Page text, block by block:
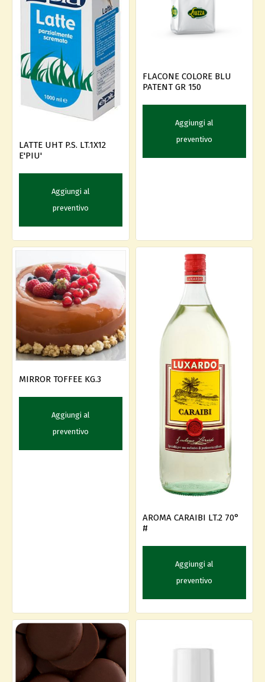
LATTE UHT P.S. LT.1X12
E'PIU'
Aggiungi al
preventivo
FLACONE COLORE BLU
PATENT GR 150
Aggiungi al
preventivo
MIRROR TOFFEE KG.3
Aggiungi al
preventivo
AROMA CARAIBI LT.2 70°
#
Aggiungi al
preventivo